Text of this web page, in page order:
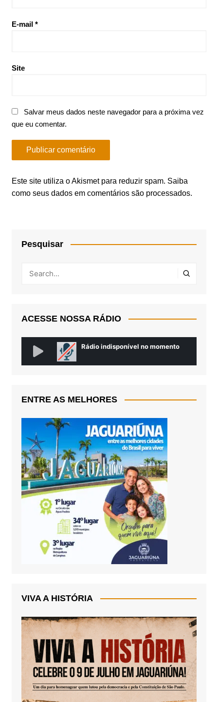
E-mail *
Site
Salvar meus dados neste navegador para a próxima vez
que eu comentar.
Este site utiliza o Akismet para reduzir spam. Saiba
como seus dados em comentários são processados.
Pesquisar
ACESSE NOSSA RÁDIO
ENTRE AS MELHORES
VIVA A HISTÓRIA